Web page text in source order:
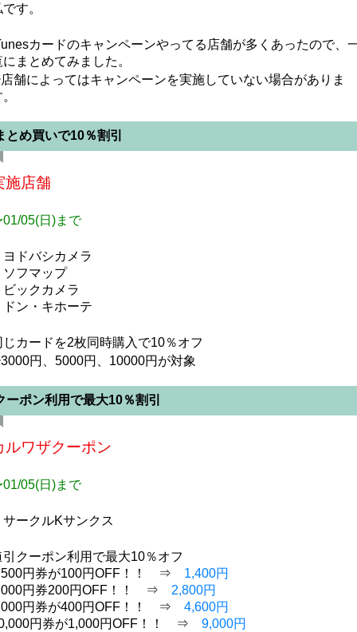
す。
カードのキャンペーンやってる店舗が多くあったので、
にまとめてみました。
舗によってはキャンペーンを実施していない場合がありま
とめ買いで10％割引
施店舗
01/05(日)まで
ヨドバシカメラ
ソフマップ
ビックカメラ
ドン・キホーテ
じカードを2枚同時購入で10％オフ
円、5000円、10000円が対象
ーポン利用で最大10％割引
ルワザクーポン
01/05(日)まで
サークルKサンクス
引クーポン利用で最大10％オフ
円券が100円OFF！！ ⇒ 1,400円
円券200円OFF！！ ⇒ 2,800円
円券が400円OFF！！ ⇒ 4,600円
円券が1,000円OFF！！ ⇒ 9,000円